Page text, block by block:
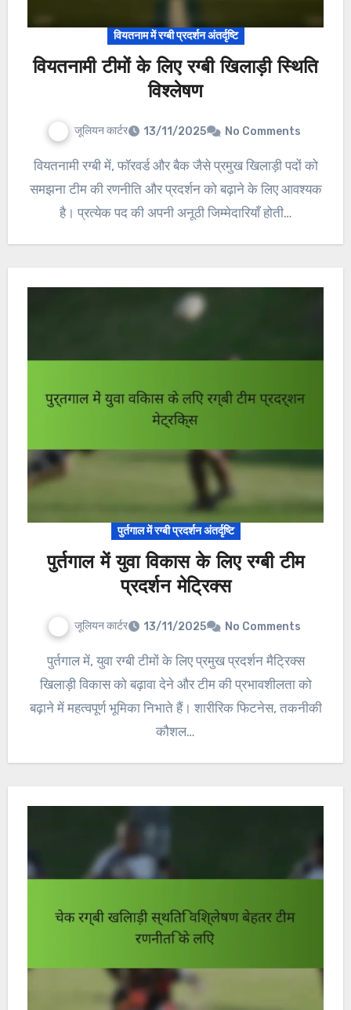
वियतनाम में रग्बी प्रदर्शन अंतर्दृष्टि
वियतनामी टीमों के लिए रग्बी खिलाड़ी स्थिति
विश्लेषण
जूलियन कार्टर 13/11/2025 No Comments
वियतनामी रग्बी में, फॉरवर्ड और बैक जैसे प्रमुख खिलाड़ी पदों को
समझना टीम की रणनीति और प्रदर्शन को बढ़ाने के लिए आवश्यक
है। प्रत्येक पद की अपनी अनूठी जिम्मेदारियाँ होती…
पुर्तगाल में रग्बी प्रदर्शन अंतर्दृष्टि
पुर्तगाल में युवा विकास के लिए रग्बी टीम
प्रदर्शन मेट्रिक्स
जूलियन कार्टर 13/11/2025 No Comments
पुर्तगाल में, युवा रग्बी टीमों के लिए प्रमुख प्रदर्शन मैट्रिक्स
खिलाड़ी विकास को बढ़ावा देने और टीम की प्रभावशीलता को
बढ़ाने में महत्वपूर्ण भूमिका निभाते हैं। शारीरिक फिटनेस, तकनीकी
कौशल…